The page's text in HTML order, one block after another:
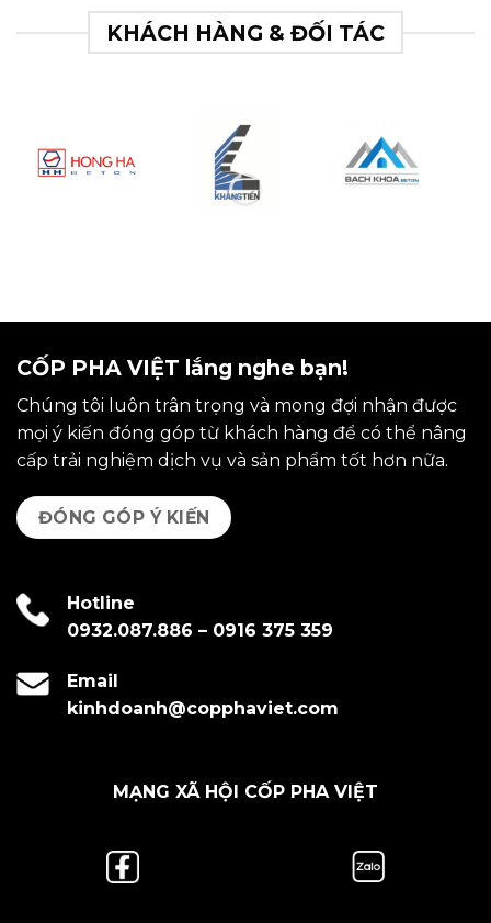
KHÁCH HÀNG & ĐỐI TÁC
CỐP PHA VIỆT lắng nghe bạn!
Chúng tôi luôn trân trọng và mong đợi nhận được
mọi ý kiến đóng góp từ khách hàng để có thể nâng
cấp trải nghiệm dịch vụ và sản phẩm tốt hơn nữa.
ĐÓNG GÓP Ý KIẾN
Hotline
0932.087.886 – 0916 375 359
Email
kinhdoanh@copphaviet.com
MẠNG XÃ HỘI CỐP PHA VIỆT